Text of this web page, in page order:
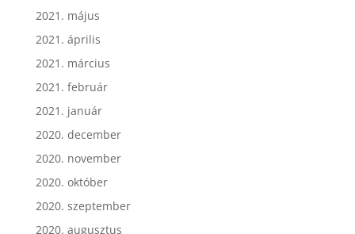
2021. május
2021. április
2021. március
2021. február
2021. január
2020. december
2020. november
2020. október
2020. szeptember
2020. augusztus